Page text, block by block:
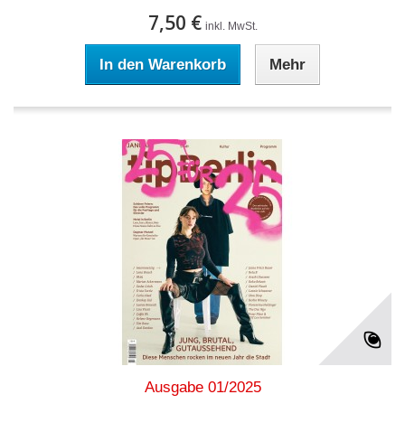
7,50 € inkl. MwSt.
In den Warenkorb Mehr
Ausgabe 01/2025